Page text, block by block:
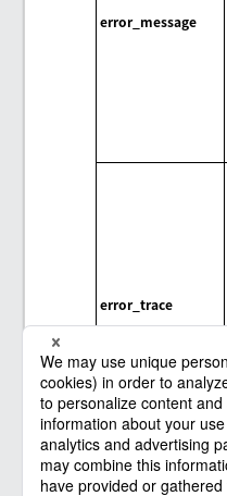
error_message
error_trace
メッセージコード、例外